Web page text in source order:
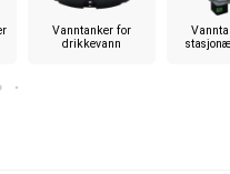
Vanntanker for
drikkevann